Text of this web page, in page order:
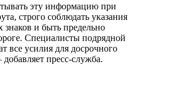
эту информацию при
строго соблюдать указания
и быть предельно
Специалисты подрядной
все усилия для досрочного
пресс-служба.